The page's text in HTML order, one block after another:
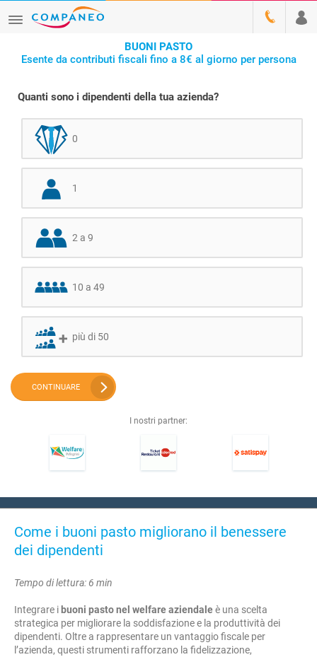
BUONI PASTO
Esente da contributi fiscali fino a 8€ al giorno per persona
Quanti sono i dipendenti della tua azienda?
0
1
2 a 9
10 a 49
più di 50
CONTINUARE
I nostri partner:
Come i buoni pasto migliorano il benessere
dei dipendenti
Tempo di lettura: 6 min
Integrare i buoni pasto nel welfare aziendaleè una scelta
strategica per migliorare la soddisfazione e la produttività dei
dipendenti. Oltre a rappresentare un vantaggio fiscale per
l’azienda, questi strumenti rafforzano la fidelizzazione,